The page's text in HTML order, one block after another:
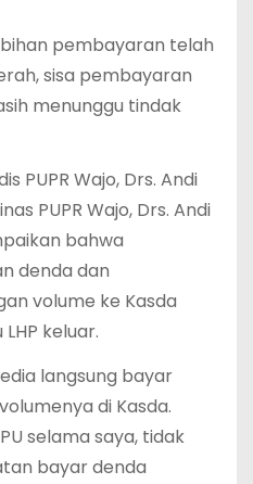
pembayaran telah
sisa pembayaran
menunggu tindak
PUPR Wajo, Drs. Andi
PUPR Wajo, Drs. Andi
bahwa
denda dan
volume ke Kasda
keluar.
langsung bayar
di Kasda.
selama saya, tidak
bayar denda